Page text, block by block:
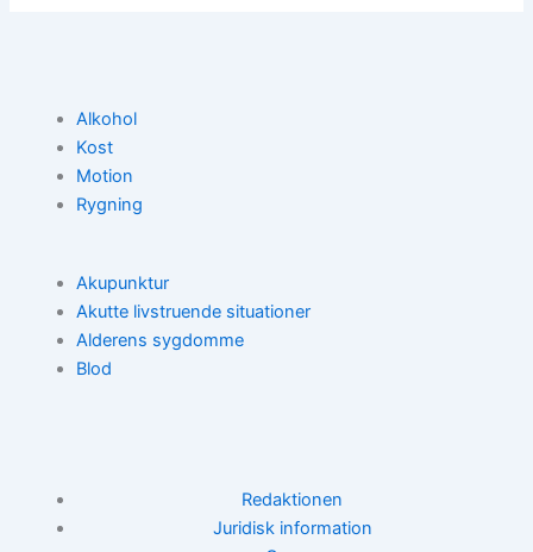
Alkohol
Kost
Motion
Rygning
Akupunktur
Akutte livstruende situationer
Alderens sygdomme
Blod
Redaktionen
Juridisk information